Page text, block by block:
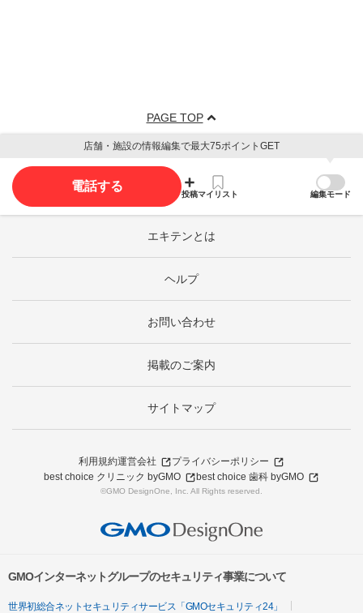
PAGE TOP
店舗・施設の情報編集で最大75ポイントGET
電話する
投稿マイリスト 編集モード
エキテンとは
ヘルプ
お問い合わせ
掲載のご案内
サイトマップ
利用規約運営会社
プライバシーポリシー
best choice クリニック byGMO
best choice 歯科 byGMO
©GMO DesignOne, Inc. All Rights reserved.
GMOインターネットグループのセキュリティ事業について
世界初総合ネットセキュリティサービス「GMOセキュリティ24」